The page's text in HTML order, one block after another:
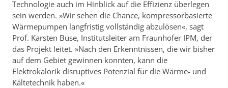
Technologie auch im Hinblick auf die Effizienz überlegen
sein werden. »Wir sehen die Chance, kompressorbasierte
Wärmepumpen langfristig vollständig abzulösen«, sagt
Prof. Karsten Buse, Institutsleiter am Fraunhofer IPM, der
das Projekt leitet. »Nach den Erkenntnissen, die wir bisher
auf dem Gebiet gewinnen konnten, kann die
Elektrokalorik disruptives Potenzial für die Wärme- und
Kältetechnik haben.«